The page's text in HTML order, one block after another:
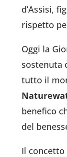
d’Assisi,
rispetto
Oggi la
sostenuta
tutto il
benefico
del
Il concetto